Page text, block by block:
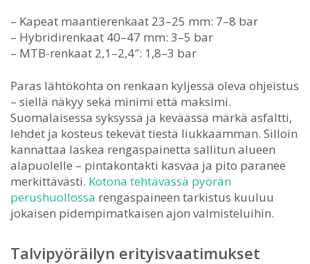
– Kapeat maantierenkaat 23–25 mm: 7–8 bar
– Hybridirenkaat 40–47 mm: 3–5 bar
– MTB-renkaat 2,1–2,4″: 1,8–3 bar
Paras lähtökohta on renkaan kyljessä oleva ohjeistus
– siellä näkyy sekä minimi että maksimi.
Suomalaisessa syksyssä ja keväässä märkä asfaltti,
lehdet ja kosteus tekevät tiestä liukkaamman. Silloin
kannattaa laskea rengaspainetta sallitun alueen
alapuolelle – pintakontakti kasvaa ja pito paranee
merkittävästi. Kotona tehtävässä pyörän
perushuollossa rengaspaineen tarkistus kuuluu
jokaisen pidempimatkaisen ajon valmisteluihin.
Talvipyöräilyn erityisvaatimukset